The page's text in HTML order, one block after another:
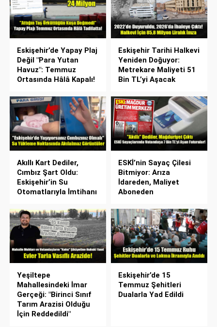
Eskişehir’de Yapay Plaj
Değil "Para Yutan
Havuz": Temmuz
Ortasında Hâlâ Kapalı!
Eskişehir Tarihi Halkevi
Yeniden Doğuyor:
Metrekare Maliyeti 51
Bin TL’yi Aşacak
Akıllı Kart Dediler,
Cımbız Şart Oldu:
Eskişehir’in Su
Otomatlarıyla İmtihanı
ESKİ’nin Sayaç Çilesi
Bitmiyor: Arıza
İdareden, Maliyet
Aboneden
Yeşiltepe
Mahallesindeki İmar
Gerçeği: "Birinci Sınıf
Tarım Arazisi Olduğu
İçin Reddedildi"
Eskişehir’de 15
Temmuz Şehitleri
Dualarla Yad Edildi